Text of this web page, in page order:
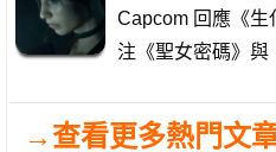
Capcom 回應《
注《聖女密碼》與
→查看更多熱門文